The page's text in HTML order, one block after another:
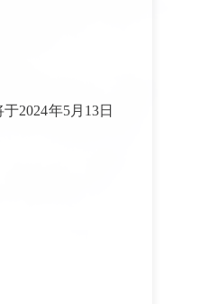
2024年5月13日